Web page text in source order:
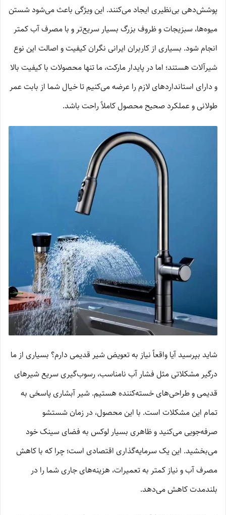
پوشش‌دهی بی‌نظیری ایجاد می‌کنند. این ویژگی باعث می‌شود شستن
میوه‌ها، سبزیجات و ظروف بزرگ بسیار سریع‌تر و با مصرف آب کمتر
انجام شود. بسیاری از کاربران ایرانی نگران کیفیت و اصالت این نوع
شیرآلات هستند؛ اما در پایدار مارکت، ما تنها محصولات با کیفیت بالا
و دارای استانداردهای لازم را عرضه می‌کنیم تا خیال شما از بابت عمر
طولانی و عملکرد صحیح محصول کاملاً راحت باشد.
شاید بپرسید آیا واقعاً نیاز به تعویض شیر قدیمی دارم؟ بسیاری از ما
درگیر مشکلاتی مثل فشار آب نامناسب، رسوب‌گیری سریع شیرهای
قدیمی و طراحی‌های خسته‌کننده هستیم. شیر آبشاری پاسخی به
تمام این مشکلات است. با این محصول، در زمان شستشو
صرفه‌جویی می‌کنید و ظاهری بسیار لوکس به فضای سینک خود
می‌بخشید. این یک سرمایه‌گذاری اقتصادی است؛ چرا که با کاهش
مصرف آب و نیاز کمتر به تعمیرات، هزینه‌های جاری شما را در
بلندمدت کاهش می‌دهد.